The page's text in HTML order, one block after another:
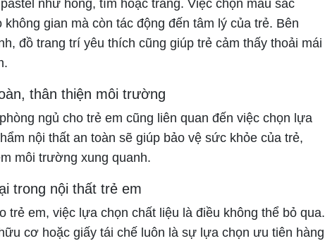
như hồng, tím hoặc trắng. Việc chọn màu sắc
gian mà còn tác động đến tâm lý của trẻ. Bên
đồ trang trí yêu thích cũng giúp trẻ cảm thấy thoải mái
thân thiện môi trường
ngủ cho trẻ em cũng liên quan đến việc chọn lựa
nội thất an toàn sẽ giúp bảo vệ sức khỏe của trẻ,
môi trường xung quanh.
trong nội thất trẻ em
trẻ em, việc lựa chọn chất liệu là điều không thể bỏ qua.
cơ hoặc giấy tái chế luôn là sự lựa chọn ưu tiên hàng